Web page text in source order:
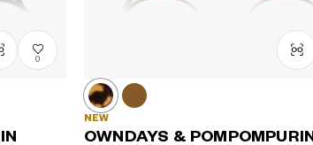
0
NEW
OWNDAYS & POMPOMPURIN